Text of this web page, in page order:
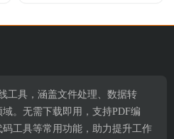
工具，涵盖文件处理、数据转
。无需下载即用，支持PDF编
工具等常用功能，助力提升工作